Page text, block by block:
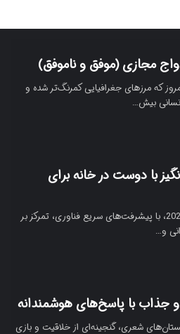
که مرزهای جغرافیایی کمرنگ‌تر شده و
بیش…
انگیز با دوست در خانه برای
در سال 2026، با پیشرفت‌های سریع فناوری، تمرکز بر
و…
شعری، گنجینه‌ای از خلاقیت و بازی